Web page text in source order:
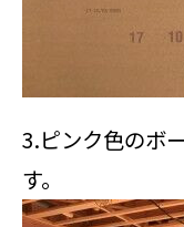
3.ピンク色のボ
す。